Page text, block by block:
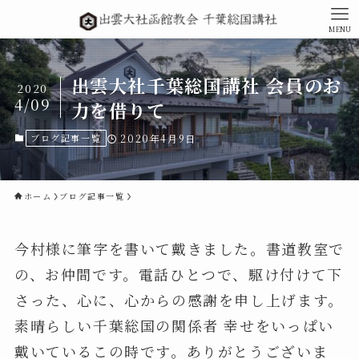
MENU
出雲大社千葉総国講社 会員のお
力を借りて
2020
4/09
ブログ記事一覧 2020年4月9日
ホーム ブログ記事一覧
今村様に筆字を書いて戴きました。書道教室で
の、お仲間です。電話ひとつで、駆け付けて下
さった、心に、心からの感謝を申し上げます。
素晴らしい千葉総国の関係者 幸せをいっぱい
戴いているこの時です。ありがとうございま